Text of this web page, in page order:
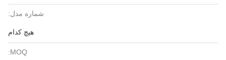
شماره مدل:
هیچ کدام
MOQ: